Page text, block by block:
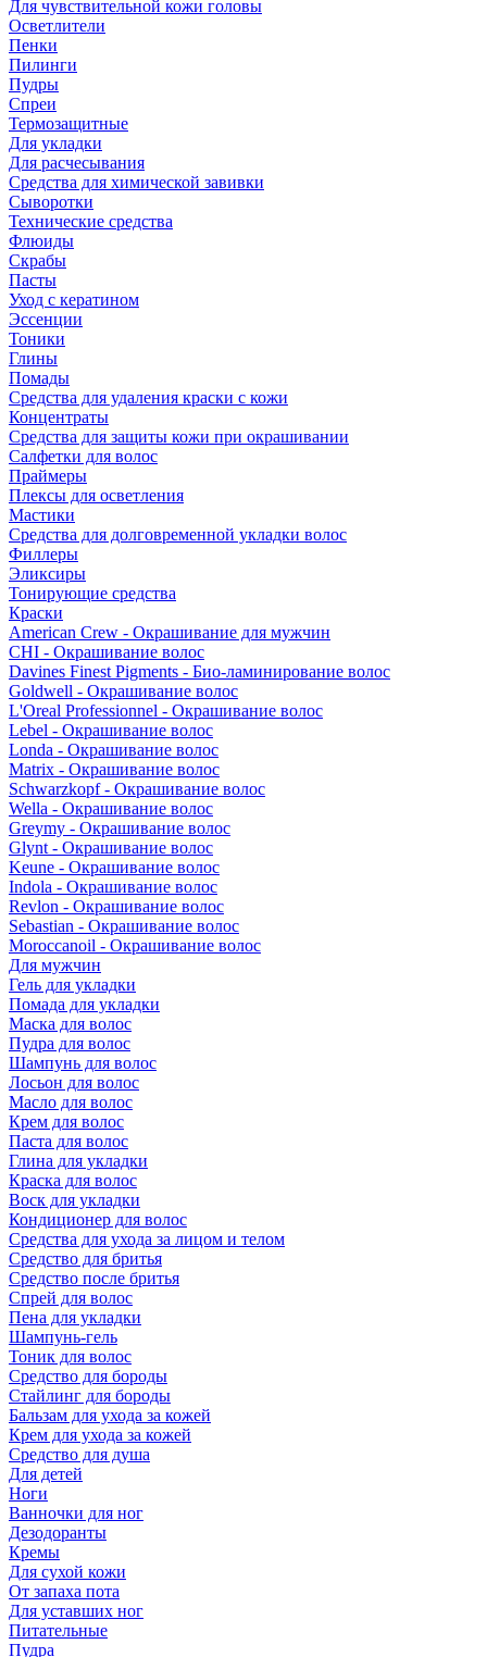
Для чувствительной кожи головы
Осветлители
Пенки
Пилинги
Пудры
Спреи
Термозащитные
Для укладки
Для расчесывания
Средства для химической завивки
Сыворотки
Технические средства
Флюиды
Скрабы
Пасты
Уход с кератином
Эссенции
Тоники
Глины
Помады
Средства для удаления краски с кожи
Концентраты
Средства для защиты кожи при окрашивании
Салфетки для волос
Праймеры
Плексы для осветления
Мастики
Средства для долговременной укладки волос
Филлеры
Эликсиры
Тонирующие средства
Краски
American Crew - Окрашивание для мужчин
CHI - Окрашивание волос
Davines Finest Pigments - Био-ламинирование волос
Goldwell - Окрашивание волос
L'Oreal Professionnel - Окрашивание волос
Lebel - Окрашивание волос
Londa - Окрашивание волос
Matrix - Окрашивание волос
Schwarzkopf - Окрашивание волос
Wella - Окрашивание волос
Greymy - Окрашивание волос
Glynt - Окрашивание волос
Keune - Окрашивание волос
Indola - Окрашивание волос
Revlon - Окрашивание волос
Sebastian - Окрашивание волос
Moroccanoil - Окрашивание волос
Для мужчин
Гель для укладки
Помада для укладки
Маска для волос
Пудра для волос
Шампунь для волос
Лосьон для волос
Масло для волос
Крем для волос
Паста для волос
Глина для укладки
Краска для волос
Воск для укладки
Кондиционер для волос
Средства для ухода за лицом и телом
Средство для бритья
Средство после бритья
Спрей для волос
Пена для укладки
Шампунь-гель
Тоник для волос
Средство для бороды
Стайлинг для бороды
Бальзам для ухода за кожей
Крем для ухода за кожей
Средство для душа
Для детей
Ноги
Ванночки для ног
Дезодоранты
Кремы
Для сухой кожи
От запаха пота
Для уставших ног
Питательные
Пудра